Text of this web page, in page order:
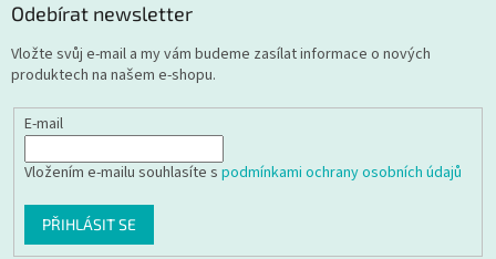
Odebírat newsletter
Vložte svůj e-mail a my vám budeme zasílat informace o nových
produktech na našem e-shopu.
E-mail
Vložením e-mailu souhlasíte s podmínkami ochrany osobních údajů
PŘIHLÁSIT SE